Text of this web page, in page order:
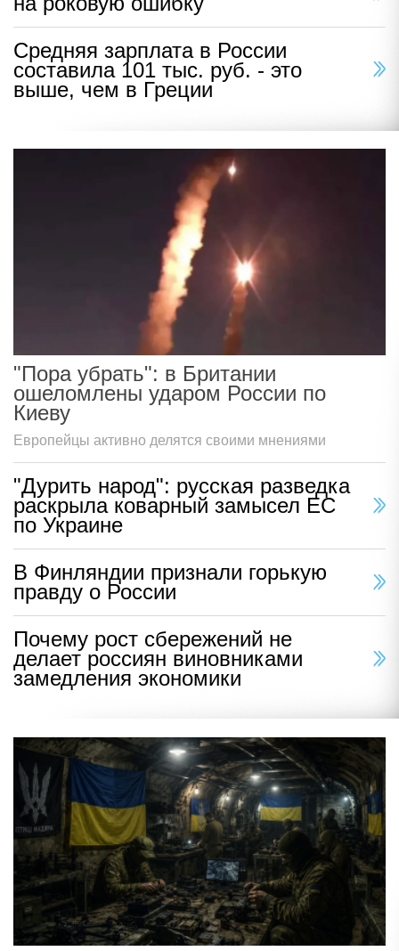
Средняя зарплата в России
составила 101 тыс. руб. - это
выше, чем в Греции
"Пора убрать": в Британии
ошеломлены ударом России по
Киеву
Европейцы активно делятся своими мнениями
"Дурить народ": русская разведка
раскрыла коварный замысел ЕС
по Украине
В Финляндии признали горькую
правду о России
Почему рост сбережений не
делает россиян виновниками
замедления экономики